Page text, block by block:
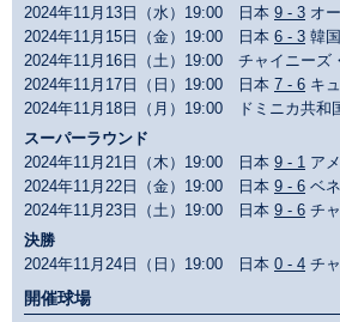
2024年11月13日（水）19:00 日本 9 - 3 オ
2024年11月15日（金）19:00 日本 6 - 3 韓国
2024年11月16日（土）19:00 チャイニーズ
2024年11月17日（日）19:00 日本 7 - 6 キ
2024年11月18日（月）19:00 ドミニカ共和
スーパーラウンド
2024年11月21日（木）19:00 日本 9 - 1 ア
2024年11月22日（金）19:00 日本 9 - 6 ベ
2024年11月23日（土）19:00 日本 9 - 6 チ
決勝
2024年11月24日（日）19:00 日本 0 - 4 チ
開催球場